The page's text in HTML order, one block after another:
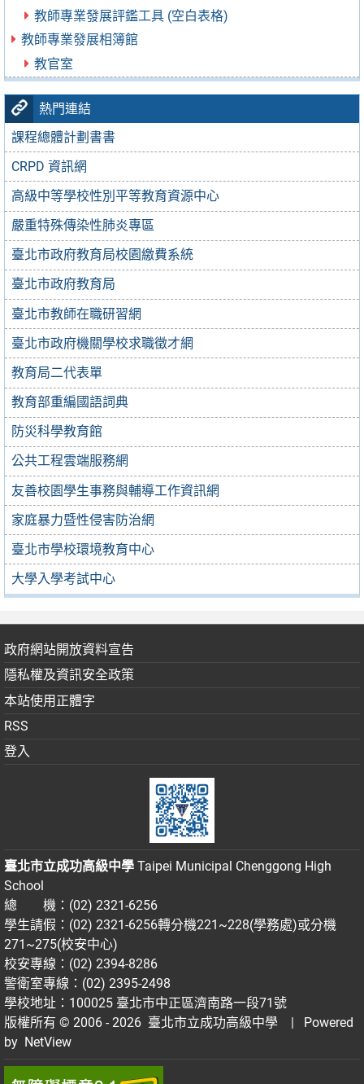
教師專業發展評鑑工具 (空白表格)
教師專業發展相簿館
教官室
熱門連結
課程總體計劃書書
CRPD 資訊網
高級中等學校性別平等教育資源中心
嚴重特殊傳染性肺炎專區
臺北市政府教育局校園繳費系統
臺北市政府教育局
臺北市教師在職研習網
臺北市政府機關學校求職徵才網
教育局二代表單
教育部重編國語詞典
防災科學教育館
公共工程雲端服務網
友善校園學生事務與輔導工作資訊網
家庭暴力暨性侵害防治網
臺北市學校環境教育中心
大學入學考試中心
政府網站開放資料宣告
隱私權及資訊安全政策
本站使用正體字
RSS
登入
臺北市立成功高級中學 Taipei Municipal Chenggong High
School
總 機：(02) 2321-6256
學生請假：(02) 2321-6256轉分機221~228(學務處)或分機
271~275(校安中心)
校安專線：(02) 2394-8286
警衛室專線：(02) 2395-2498
學校地址：100025 臺北市中正區濟南路一段71號
版權所有 © 2006 - 2026 臺北市立成功高級中學
| Powered
by NetView